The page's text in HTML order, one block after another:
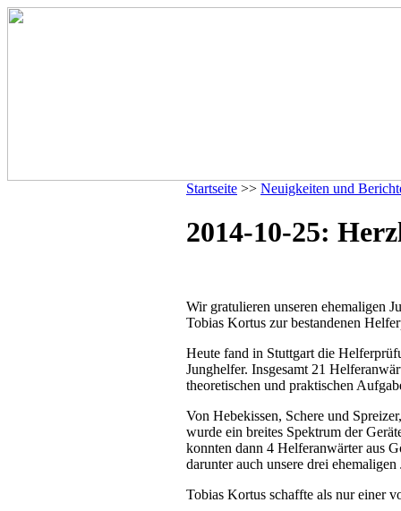
Startseite >> Neuigkeiten und
2014-10-25:
Wir gratulieren unseren ehemaligen
Tobias Kortus zur bestandenen
Heute fand in Stuttgart die
Junghelfer. Insgesamt 21
theoretischen und praktischen
Von Hebekissen, Schere und
wurde ein breites Spektrum der
konnten dann 4 Helferanwärter aus
darunter auch unsere drei
Tobias Kortus schaffte als nur einer